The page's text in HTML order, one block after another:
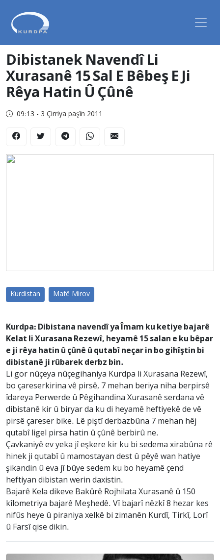
Dibistanek Navendî Li
Xurasanê 15 Sal E Bêbeş E Ji
Rêya Hatin Û Çûnê
09:13 - 3 Çirriya paşîn 2011
Kurdistan Mafê Mirov
Kurdpa: Dibistana navendî ya Îmam ku ketiye bajarê
Kelat li Xurasana Rezewî, heyamê 15 salan e ku bêpar
e ji rêya hatin û çûnê û qutabî neçar in bo gihîştin bi
dibistanê ji rûbarek derbz bin.
Li gor nûçeya nûçegihaniya Kurdpa li Xurasana Rezewî,
bo çareserkirina vê pirsê, 7 mehan beriya niha berpirsê
îdareya Perwerde û Pêgihandina Xurasanê serdana vê
dibistanê kir û biryar da ku di heyamê heftiyekê de vê
pirsê çareser bike. Lê piştî derbazbûna 7 mehan hêj
qutabî ligel pirsa hatin û çûnê berbirû ne.
Çavkaniyê ev yeka jî eşkere kir ku bi sedema xirabûna rê
hinek ji qutabî û mamostayan dest û pêyê wan hatiye
şikandin û eva jî bûye sedem ku bo heyamê çend
heftiyan dibistan werin daxistin.
Bajarê Kela dikeve Bakûrê Rojhilata Xurasanê û 150
kîlometriya bajarê Meşhedê. Vî bajarî nêzkî 8 hezar kes
nifûs heye û piraniya xelkê bi zimanên Kurdî, Tirkî, Lorî
û Farsî qise dikin.